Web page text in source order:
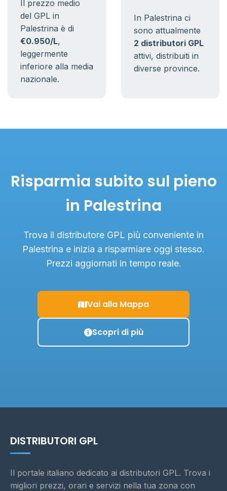
Il prezzo medio
del GPL in
Palestrina è di
€0.950/L,
leggermente
inferiore alla media
nazionale.
In Palestrina ci
sono attualmente
2 distributori GPL
attivi, distribuiti in
diverse province.
Risparmia subito sul pieno
in Palestrina
Trova il distributore GPL più conveniente in
Palestrina e inizia a risparmiare oggi stesso.
Prezzi aggiornati in tempo reale.
Vai alla Mappa
Scopri di più
DISTRIBUTORI GPL
Il portale italiano dedicato ai distributori GPL. Trova i
migliori prezzi, orari e servizi nella tua zona con